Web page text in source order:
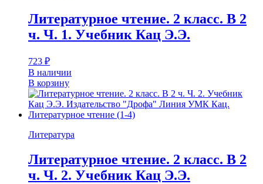
Литературное чтение. 2 класс. В 2
ч. Ч. 1. Учебник Кац Э.Э.
723 ₽
В наличии
В корзину
Литература
Литературное чтение. 2 класс. В 2
ч. Ч. 2. Учебник Кац Э.Э.